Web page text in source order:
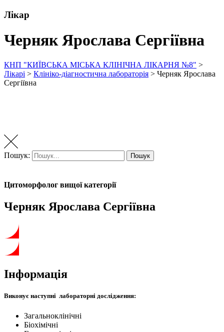
Лікар
Черняк Ярослава Сергіївна
КНП "КИЇВСЬКА МІСЬКА КЛІНІЧНА ЛІКАРНЯ №8" >
Лікарі > Клініко-діагностична лабораторія > Черняк Ярослава
Сергіївна
Пошук: Пошук
Цитоморфолог вищої категорії
Черняк Ярослава Сергіївна
Інформація
Виконує наступні лабораторні дослідження:
Загальноклінічні
Біохімічні